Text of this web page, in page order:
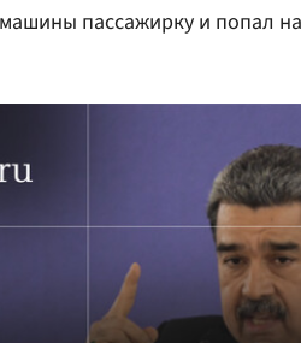
пассажирку и попал